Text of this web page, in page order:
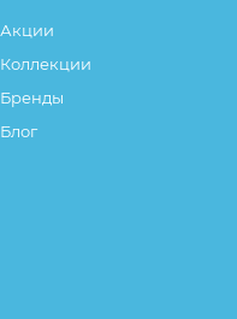
Акции
Коллекции
Бренды
Блог